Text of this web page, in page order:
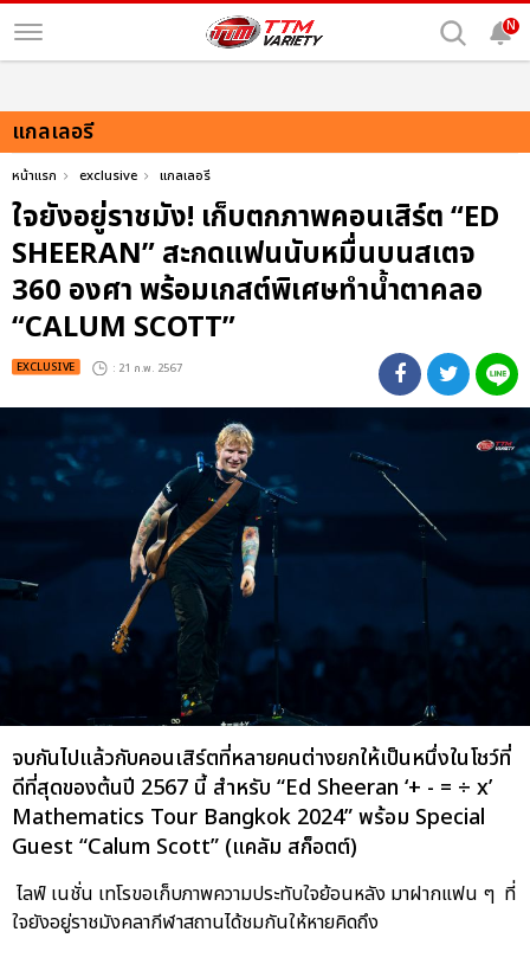
N
แกลเลอรี
หน้าแรก exclusive แกลเลอรี
ใจยังอยู่ราชมัง! เก็บตกภาพคอนเสิร์ต “ED
SHEERAN” สะกดแฟนนับหมื่นบนสเตจ
360 องศา พร้อมเกสต์พิเศษทำน้ำตาคลอ
“CALUM SCOTT”
EXCLUSIVE : 21 ก.พ. 2567
จบกันไปแล้วกับคอนเสิร์ตที่หลายคนต่างยกให้เป็นหนึ่งในโชว์ที่
ดีที่สุดของต้นปี 2567 นี้ สำหรับ “Ed Sheeran ‘+ - = ÷ x’
Mathematics Tour Bangkok 2024” พร้อม Special
Guest “Calum Scott” (แคลัม สก็อตต์)
ไลฟ์ เนชั่น เทโรขอเก็บภาพความประทับใจย้อนหลัง มาฝากแฟน ๆ ที่
ใจยังอยู่ราชมังคลากีฬาสถานได้ชมกันให้หายคิดถึง